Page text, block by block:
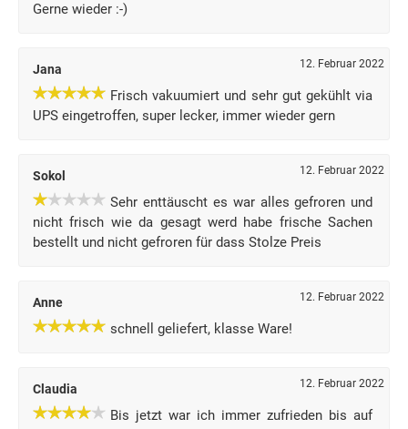
Gerne wieder :-)
Jana 12. Februar 2022
Frisch vakuumiert und sehr gut gekühlt via
UPS eingetroffen, super lecker, immer wieder gern
Sokol 12. Februar 2022
Sehr enttäuscht es war alles gefroren und
nicht frisch wie da gesagt werd habe frische Sachen
bestellt und nicht gefroren für dass Stolze Preis
Anne 12. Februar 2022
schnell geliefert, klasse Ware!
Claudia 12. Februar 2022
Bis jetzt war ich immer zufrieden bis auf